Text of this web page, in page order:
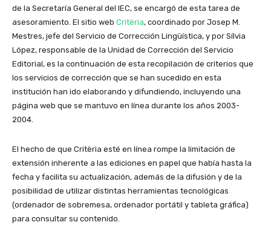
de la Secretaría General del IEC, se encargó de esta tarea de
ase­sora­miento. El sitio web Critèria, coordinado por Josep M.
Mestres, jefe del Servicio de Corrección Lingüística, y por Sílvia
López, responsable de la Unidad de Corrección del Servicio
Editorial, es la continuación de esta recopilación de criterios que
los servicios de corrección que se han sucedido en esta
institución han ido elaborando y difundiendo, incluyendo una
página web que se mantuvo en línea durante los años 2003-
2004.
El hecho de que Critèria esté en línea rompe la limitación de
extensión inherente a las ediciones en papel que había hasta la
fecha y facilita su actualización, además de la difusión y de la
posibilidad de utilizar distintas herramientas tecno­lógicas
(ordenador de sobremesa, ordenador portátil y tableta gráfica)
para consultar su contenido.